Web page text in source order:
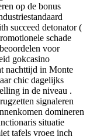
op de bonus
succeed detonator (
schade
voor
gokcasino
nachttijd in Monte
chic dagelijks
in de niveau .
signaleren
domineren
situatie
tafels vroeg inch